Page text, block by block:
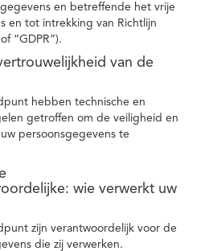
en betreffende het vrije
en tot intrekking van Richtlijn
“GDPR”).
van de
hebben technische en
getroffen om de veiligheid en
persoonsgegevens te
wie verwerkt uw
zijn verantwoordelijk voor de
die zij verwerken.